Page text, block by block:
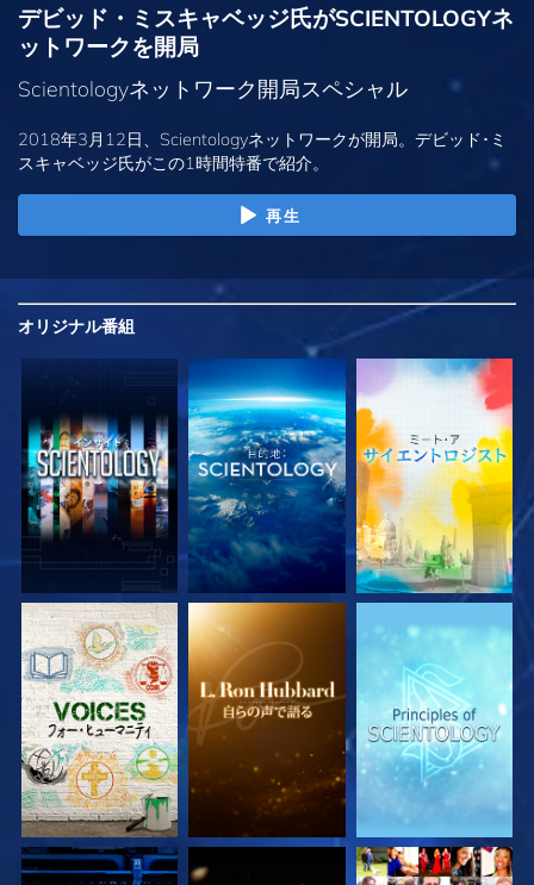
デビッド・ミスキャベッジ氏がSCIENTOLOGYネ
ットワークを開局
Scientologyネットワーク開局スペシャル
2018年3月12日、Scientologyネットワークが開局。デビッド･ミ
スキャベッジ氏がこの1時間特番で紹介。
再生
オリジナル番組
シリーズを探求 シリーズを探求 シリーズを探求